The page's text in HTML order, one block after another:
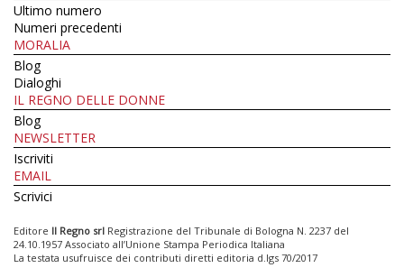
Ultimo numero
Numeri precedenti
MORALIA
Blog
Dialoghi
IL REGNO DELLE DONNE
Blog
NEWSLETTER
Iscriviti
EMAIL
Scrivici
Editore Il Regno srl Registrazione del Tribunale di Bologna N. 2237 del
24.10.1957 Associato all’Unione Stampa Periodica Italiana
La testata usufruisce dei contributi diretti editoria d.lgs 70/2017